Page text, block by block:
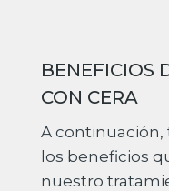
BENEFICIOS
CON CERA
A
los beneficios
nuestro